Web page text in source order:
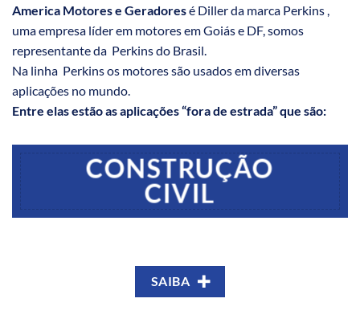
America Motores e Geradoresé Diller da marca Perkins ,
uma empresa líder em motores em Goiás e DF, somos
representante da Perkins do Brasil.
Na linha Perkins os motores são usados em diversas
aplicações no mundo.
Entre elas estão as aplicações “fora de estrada” que são:
CONSTRUÇÃO
CIVIL
SAIBA